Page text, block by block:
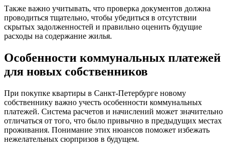
Также важно учитывать, что проверка документов должна
проводиться тщательно, чтобы убедиться в отсутствии
скрытых задолженностей и правильно оценить будущие
расходы на содержание жилья.
Особенности коммунальных платежей
для новых собственников
При покупке квартиры в Санкт-Петербурге новому
собственнику важно учесть особенности коммунальных
платежей. Система расчетов и начислений может значительно
отличаться от того, что было привычно в предыдущих местах
проживания. Понимание этих нюансов поможет избежать
нежелательных сюрпризов в будущем.